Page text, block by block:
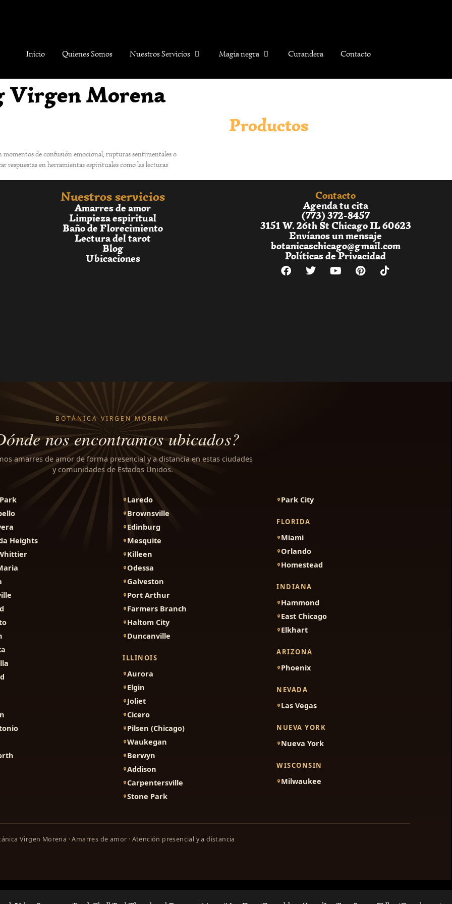
Inicio Quienes Somos Nuestros Servicios Magia negra Curandera Contacto
Virgen Morena
momentos de confusión emocional, rupturas sentimentales o
respuestas en herramientas espirituales como las lecturas
Productos
Nuestros servicios
Amarres de amor
Limpieza espiritual
Baño de Florecimiento
Lectura del tarot
Blog
Ubicaciones
Contacto
Agenda tu cita
(773) 372-8457
3151 W. 26th St Chicago IL 60623
Envíanos un mensaje
botanicaschicago@gmail.com
Políticas de Privacidad
BOTÁNICA VIRGEN MORENA
nos encontramos ubicados?
amarres de amor de forma presencial y a distancia en estas ciudades
y comunidades de Estados Unidos.
Heights
Laredo
Brownsville
Edinburg
Mesquite
Killeen
Odessa
Galveston
Port Arthur
Farmers Branch
Haltom City
Duncanville
ILLINOIS
Aurora
Elgin
Joliet
Cicero
Pilsen (Chicago)
Waukegan
Berwyn
Addison
Carpentersville
Stone Park
Park City
FLORIDA
Miami
Orlando
Homestead
INDIANA
Hammond
East Chicago
Elkhart
ARIZONA
Phoenix
NEVADA
Las Vegas
NUEVA YORK
Nueva York
WISCONSIN
Milwaukee
Virgen Morena · Amarres de amor · Atención presencial y a distancia